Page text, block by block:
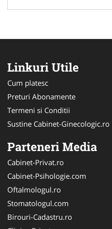
Linkuri Utile
Cum platesc
Preturi Abonamente
Termeni si Conditii
Sustine Cabinet-Ginecologic.ro
Parteneri Media
Cabinet-Privat.ro
Cabinet-Psihologie.com
Oftalmologul.ro
Stomatologul.com
Birouri-Cadastru.ro